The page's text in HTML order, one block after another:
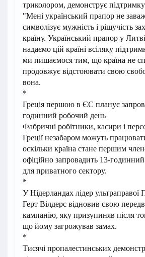
триколором, демонструє
"Мені український прапор не
символізує мужність і рішучість
країну. Український прапор у
надаємо цій країні всіляку
ми пишаємося тим, що країна не
продовжує відстоювати свою
вона.
*
Греція першою в ЄС планує
годинний робочий день
Фабричні робітники, касири і
Греції незабаром можуть
оскільки країна стане першим
офіційно запровадить 13-
для приватного сектору.
*
У Нідерландах лідер ультраправої
Герт Вілдерс відновив свою
кампанію, яку призупиняв після
що йому загрожував замах.
*
Тисячі пропалестинських